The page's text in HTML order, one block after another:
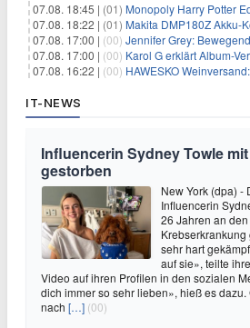
07.08. 18:45 | (01) Monopoly Harry Potter
07.08. 18:22 | (01) Makita DMP180Z Akku-
07.08. 17:00 | (00) Jennifer Grey: Bewegendes Wiedersehen ihrer
07.08. 17:00 | (00) Karol G erklärt Album-Verschiebung: 'Ich
07.08. 16:22 | (00) HAWESKO Weinversand: 3 Tage
IT-NEWS
Influencerin Sydney Towle
gestorben
New York (dpa) -
Influencerin
26 Jahren an
sehr hart
auf sie», teilte
Video auf ihren Profilen in den sozialen
dich immer so sehr lieben», hieß es
nach […] (00)